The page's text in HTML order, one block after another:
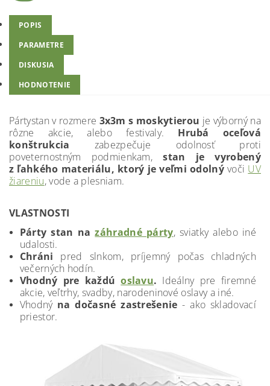
POPIS
PARAMETRE
DISKUSIA
HODNOTENIE
Pártystan v rozmere 3x3m s moskytierou je výborný na
rôzne akcie, alebo festivaly. Hrubá oceľová
konštrukcia zabezpečuje odolnosť proti
poveternostným podmienkam,stan je vyrobený
z ľahkého materiálu, ktorý je veľmi odolnývoči UV
žiareniu, vode a plesniam.
VLASTNOSTI
Párty stan nazáhradné párty, sviatky alebo iné
udalosti.
Chráni pred slnkom, príjemný počas chladných
večerných hodín.
Vhodný pre každúoslavu. Ideálny pre firemné
akcie, veľtrhy, svadby, narodeninové oslavy a iné.
Vhodný na dočasné zastrešenie - ako skladovací
priestor.